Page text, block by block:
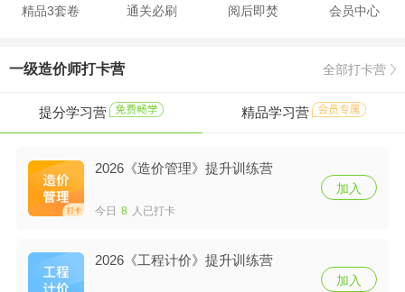
精品3套卷 通关必刷 阅后即焚 会员中心
一级造价师打卡营 全部打卡营
提分学习营 精品学习营
2026《造价管理》提升训练营
今日 8 人已打卡
加入
2026《工程计价》提升训练营
加入